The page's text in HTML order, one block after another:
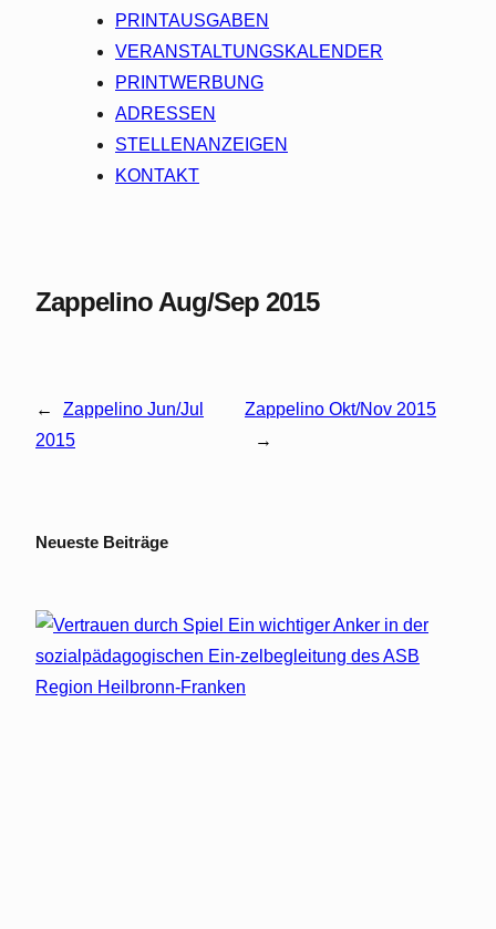
PRINTAUSGABEN
VERANSTALTUNGSKALENDER
PRINTWERBUNG
ADRESSEN
STELLENANZEIGEN
KONTAKT
Zappelino Aug/Sep 2015
←
Zappelino Jun/Jul
2015
Zappelino Okt/Nov 2015
→
Neueste Beiträge